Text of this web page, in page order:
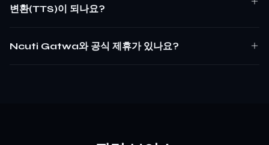
변환(TTS)이 되나요?
Ncuti Gatwa와 공식 제휴가 있나요?